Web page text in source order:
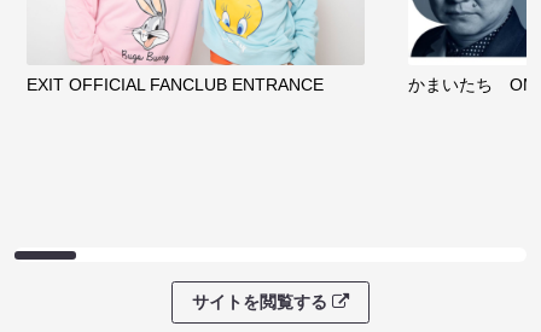
EXIT OFFICIAL FANCLUB ENTRANCE かまいたち
サイトを閲覧する